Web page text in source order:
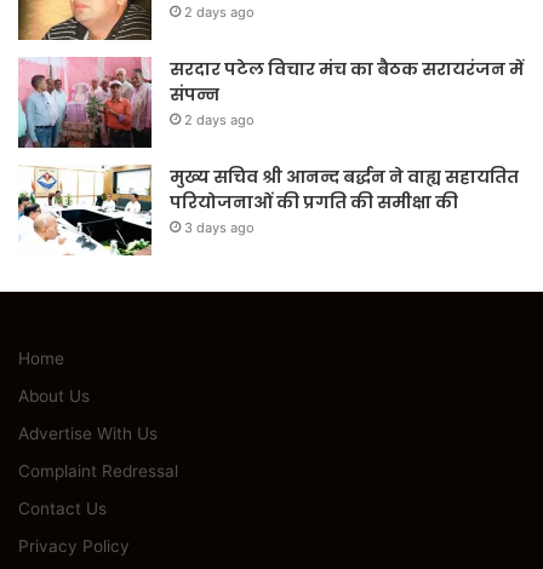
2 days ago
सरदार पटेल विचार मंच का बैठक सरायरंजन में
संपन्न
2 days ago
मुख्य सचिव श्री आनन्द बर्द्धन ने वाह्य सहायतित
परियोजनाओं की प्रगति की समीक्षा की
3 days ago
Home
About Us
Advertise With Us
Complaint Redressal
Contact Us
Privacy Policy